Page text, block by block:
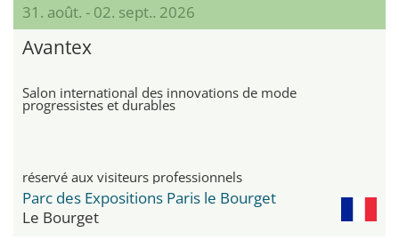
31. août. - 02. sept.. 2026
Avantex
Salon international des innovations de mode
progressistes et durables
réservé aux visiteurs professionnels
Parc des Expositions Paris le Bourget
Le Bourget